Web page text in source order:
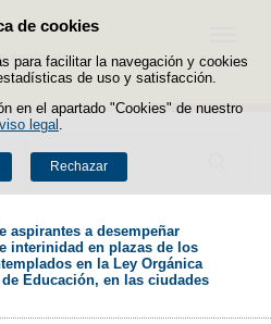
de cookies
para facilitar la navegación y cookies
de uso y satisfacción.
en el apartado "Cookies" de nuestro
legal
Rechazar
Saltar al contenido
Buscador
Menú
aspirantes a desempeñar
interinidad en plazas de los
en la Ley Orgánica
Educación, en las ciudades